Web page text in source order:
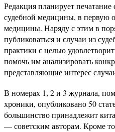
Редакция планирует печатание
судебной медицины, в первую
медицины. Наряду с этим в
публиковаться и случаи из
практики с целью
помочь им анализировать
представляющие интерес
В номерах 1, 2 и 3 журнала,
хроники, опубликовано 50
большинство принадлежит
— советским авторам. Кроме